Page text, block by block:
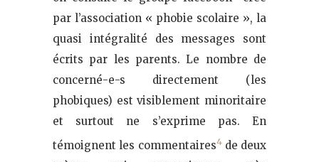
par l’association « phobie scolaire », la
quasi intégralité des messages sont
écrits par les parents. Le nombre de
concerné-e-s directement (les
phobiques) est visiblement minoritaire
et surtout ne s’exprime pas. En
témoignent les commentaires4de deux